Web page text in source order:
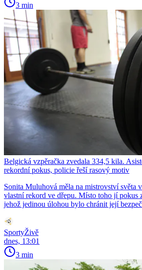
3 min
Belgická vzpěračka zvedala 334,5 kila.
rekordní pokus, policie řeší rasový motiv
Sonita Muluhová měla na mistrovství světa
vlastní rekord ve dřepu. Místo toho jí pokus
jehož jedinou úlohou bylo chránit její
SportyŽivě
dnes, 13:01
3 min